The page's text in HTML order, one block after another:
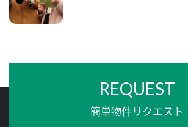
REQUEST
簡単物件リクエスト